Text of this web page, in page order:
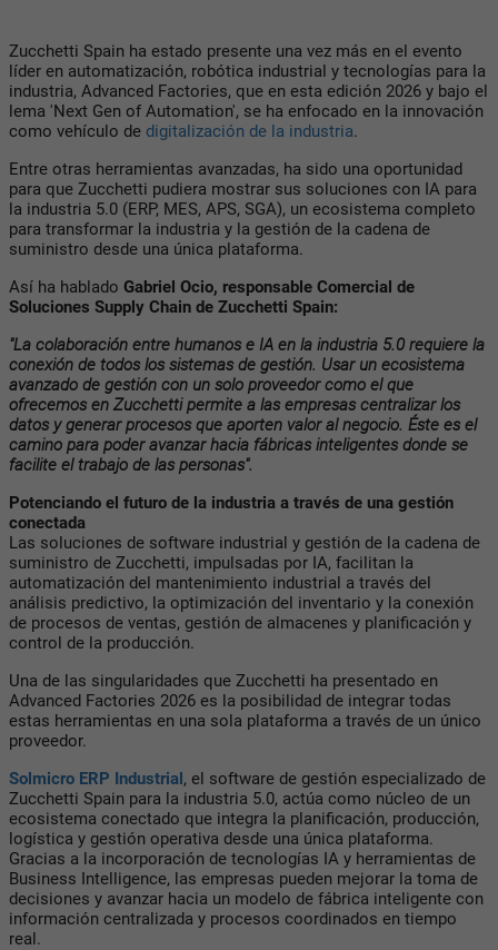
Zucchetti Spain ha estado presente una vez más en el evento
líder en automatización, robótica industrial y tecnologías para la
industria, Advanced Factories, que en esta edición 2026 y bajo el
lema 'Next Gen of Automation', se ha enfocado en la innovación
como vehículo de digitalización de la industria.
Entre otras herramientas avanzadas, ha sido una oportunidad
para que Zucchetti pudiera mostrar sus soluciones con IA para
la industria 5.0 (ERP, MES, APS, SGA), un ecosistema completo
para transformar la industria y la gestión de la cadena de
suministro desde una única plataforma.
Así ha hablado Gabriel Ocio, responsable Comercial de
Soluciones Supply Chain de Zucchetti Spain:
"La colaboración entre humanos e IA en la industria 5.0 requiere la
conexión de todos los sistemas de gestión. Usar un ecosistema
avanzado de gestión con un solo proveedor como el que
ofrecemos en Zucchetti permite a las empresas centralizar los
datos y generar procesos que aporten valor al negocio. Éste es el
camino para poder avanzar hacia fábricas inteligentes donde se
facilite el trabajo de las personas".
Potenciando el futuro de la industria a través de una gestión
conectada
Las soluciones de software industrial y gestión de la cadena de
suministro de Zucchetti, impulsadas por IA, facilitan la
automatización del mantenimiento industrial a través del
análisis predictivo, la optimización del inventario y la conexión
de procesos de ventas, gestión de almacenes y planificación y
control de la producción.
Una de las singularidades que Zucchetti ha presentado en
Advanced Factories 2026 es la posibilidad de integrar todas
estas herramientas en una sola plataforma a través de un único
proveedor.
Solmicro ERP Industrial, el software de gestión especializado de
Zucchetti Spain para la industria 5.0, actúa como núcleo de un
ecosistema conectado que integra la planificación, producción,
logística y gestión operativa desde una única plataforma.
Gracias a la incorporación de tecnologías IA y herramientas de
Business Intelligence, las empresas pueden mejorar la toma de
decisiones y avanzar hacia un modelo de fábrica inteligente con
información centralizada y procesos coordinados en tiempo
real.